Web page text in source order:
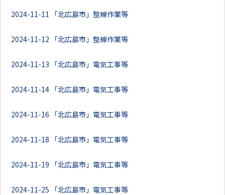
2024-11-11 「北広島市」整線作業等
2024-11-12 「北広島市」整線作業等
2024-11-13 「北広島市」電気工事等
2024-11-14 「北広島市」電気工事等
2024-11-16 「北広島市」電気工事等
2024-11-18 「北広島市」電気工事等
2024-11-19 「北広島市」電気工事等
2024-11-25 「北広島市」電気工事等